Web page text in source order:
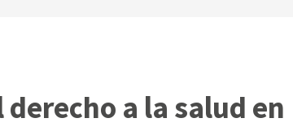
a la salud en